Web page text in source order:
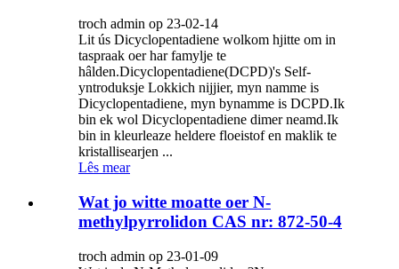
troch admin op 23-02-14
Lit ús Dicyclopentadiene wolkom hjitte om in
taspraak oer har famylje te
hâlden.Dicyclopentadiene(DCPD)'s Self-
yntroduksje Lokkich nijjier, myn namme is
Dicyclopentadiene, myn bynamme is DCPD.Ik
bin ek wol Dicyclopentadiene dimer neamd.Ik
bin in kleurleaze heldere floeistof en maklik te
kristallisearjen ...
Lês mear
Wat jo witte moatte oer N-
methylpyrrolidon CAS nr: 872-50-4
troch admin op 23-01-09